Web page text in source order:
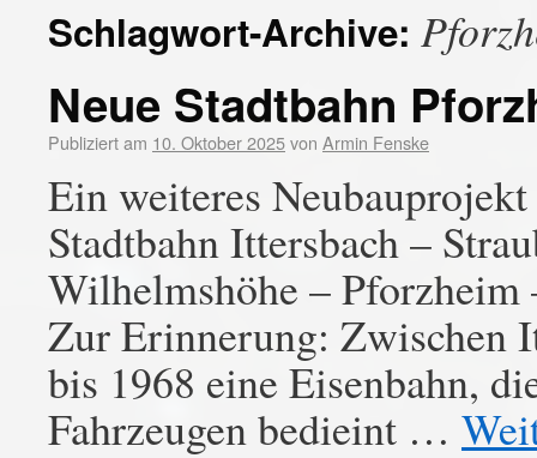
Schlagwort-Archive:
Neue Stadtbahn
Publiziert am 10. Oktober 2025von Armin Fenske
Ein weiteres
Stadtbahn Ittersbach –
Wilhelmshöhe –
Zur Erinnerung: Zwischen
bis 1968 eine Eisenbahn,
Fahrzeugen bedieint …